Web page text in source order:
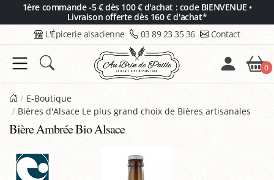
1ère commande -5 € dès 100 € d'achat : code BIENVENUE •
Livraison offerte dès 160 € d'achat*
L'Épicerie alsacienne 03 89 23 35 36 Contact
0
E-Boutique
Bières d'Alsace Le plus grand choix de Bières artisanales
Bière Ambrée Bio Alsace
Panneau de gestion des cookies